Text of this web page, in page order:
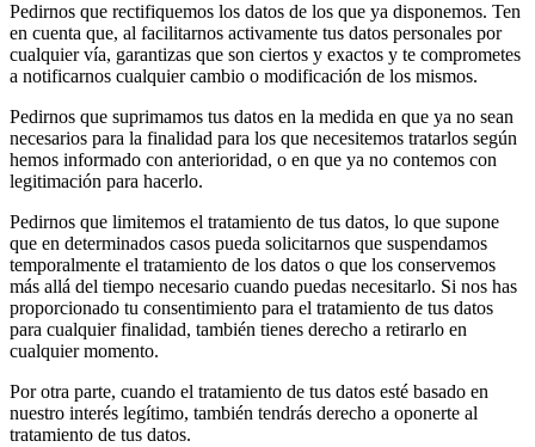
Pedirnos que rectifiquemos los datos de los que ya disponemos. Ten
en cuenta que, al facilitarnos activamente tus datos personales por
cualquier vía, garantizas que son ciertos y exactos y te comprometes
a notificarnos cualquier cambio o modificación de los mismos.
Pedirnos que suprimamos tus datos en la medida en que ya no sean
necesarios para la finalidad para los que necesitemos tratarlos según
hemos informado con anterioridad, o en que ya no contemos con
legitimación para hacerlo.
Pedirnos que limitemos el tratamiento de tus datos, lo que supone
que en determinados casos pueda solicitarnos que suspendamos
temporalmente el tratamiento de los datos o que los conservemos
más allá del tiempo necesario cuando puedas necesitarlo. Si nos has
proporcionado tu consentimiento para el tratamiento de tus datos
para cualquier finalidad, también tienes derecho a retirarlo en
cualquier momento.
Por otra parte, cuando el tratamiento de tus datos esté basado en
nuestro interés legítimo, también tendrás derecho a oponerte al
tratamiento de tus datos.